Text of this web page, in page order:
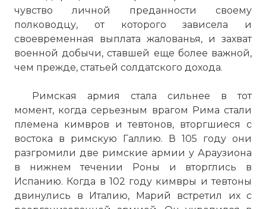
чувство личной преданности своему
полководцу, от которого зависела и
своевременная выплата жалованья, и захват
военной добычи, ставшей еще более важной,
чем прежде, статьей солдатского дохода.
Римская армия стала сильнее в тот
момент, когда серьезным врагом Рима стали
племена кимвров и тевтонов, вторгшиеся с
востока в римскую Галлию. В 105 году они
разгромили две римские армии у Араузиона
в нижнем течении Роны и вторглись в
Испанию. Когда в 102 году кимвры и тевтоны
двинулись в Италию, Марий встретил их с